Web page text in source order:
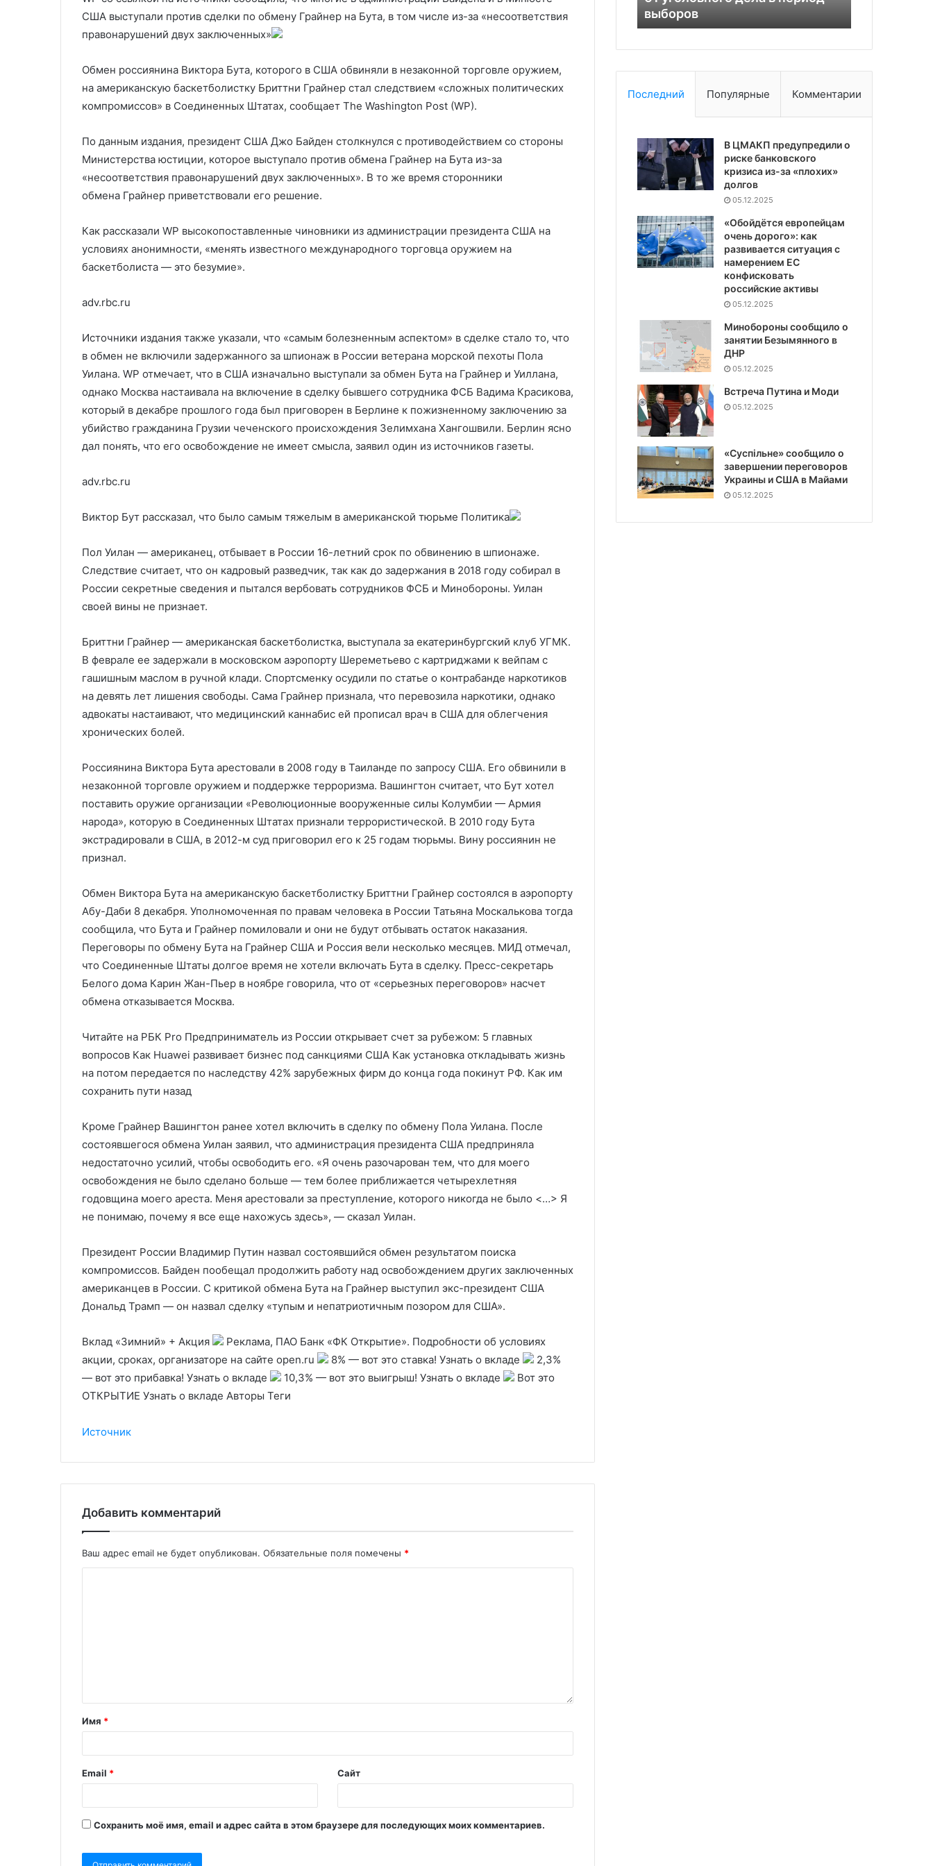
США выступали против сделки по обмену Грайнер на Бута, в том числе из-за «несоответствия
правонарушений двух заключенных»
Обмен россиянина Виктора Бута, которого в США обвиняли в незаконной торговле оружием,
на американскую баскетболистку Бриттни Грайнер стал следствием «сложных политических
компромиссов» в Соединенных Штатах, сообщает The Washington Post (WP).
По данным издания, президент США Джо Байден столкнулся с противодействием со стороны
Министерства юстиции, которое выступало против обмена Грайнер на Бута из-за
«несоответствия правонарушений двух заключенных». В то же время сторонники
обмена Грайнер приветствовали его решение.
Как рассказали WP высокопоставленные чиновники из администрации президента США на
условиях анонимности, «менять известного международного торговца оружием на
баскетболиста — это безумие».
adv.rbc.ru
Источники издания также указали, что «самым болезненным аспектом» в сделке стало то, что
в обмен не включили задержанного за шпионаж в России ветерана морской пехоты Пола
Уилана. WP отмечает, что в США изначально выступали за обмен Бута на Грайнер и Уиллана,
однако Москва настаивала на включение в сделку бывшего сотрудника ФСБ Вадима Красикова,
который в декабре прошлого года был приговорен в Берлине к пожизненному заключению за
убийство гражданина Грузии чеченского происхождения Зелимхана Хангошвили. Берлин ясно
дал понять, что его освобождение не имеет смысла, заявил один из источников газеты.
adv.rbc.ru
Виктор Бут рассказал, что было самым тяжелым в американской тюрьме Политика
Пол Уилан — американец, отбывает в России 16-летний срок по обвинению в шпионаже.
Следствие считает, что он кадровый разведчик, так как до задержания в 2018 году собирал в
России секретные сведения и пытался вербовать сотрудников ФСБ и Минобороны. Уилан
своей вины не признает.
Бриттни Грайнер — американская баскетболистка, выступала за екатеринбургский клуб УГМК.
В феврале ее задержали в московском аэропорту Шереметьево с картриджами к вейпам с
гашишным маслом в ручной клади. Спортсменку осудили по статье о контрабанде наркотиков
на девять лет лишения свободы. Сама Грайнер признала, что перевозила наркотики, однако
адвокаты настаивают, что медицинский каннабис ей прописал врач в США для облегчения
хронических болей.
Россиянина Виктора Бута арестовали в 2008 году в Таиланде по запросу США. Его обвинили в
незаконной торговле оружием и поддержке терроризма. Вашингтон считает, что Бут хотел
поставить оружие организации «Революционные вооруженные силы Колумбии — Армия
народа», которую в Соединенных Штатах признали террористической. В 2010 году Бута
экстрадировали в США, в 2012-м суд приговорил его к 25 годам тюрьмы. Вину россиянин не
признал.
Обмен Виктора Бута на американскую баскетболистку Бриттни Грайнер состоялся в аэропорту
Абу-Даби 8 декабря. Уполномоченная по правам человека в России Татьяна Москалькова тогда
сообщила, что Бута и Грайнер помиловали и они не будут отбывать остаток наказания.
Переговоры по обмену Бута на Грайнер США и Россия вели несколько месяцев. МИД отмечал,
что Соединенные Штаты долгое время не хотели включать Бута в сделку. Пресс-секретарь
Белого дома Карин Жан-Пьер в ноябре говорила, что от «серьезных переговоров» насчет
обмена отказывается Москва.
Читайте на РБК Pro Предприниматель из России открывает счет за рубежом: 5 главных
вопросов Как Huawei развивает бизнес под санкциями США Как установка откладывать жизнь
на потом передается по наследству 42% зарубежных фирм до конца года покинут РФ. Как им
сохранить пути назад
Кроме Грайнер Вашингтон ранее хотел включить в сделку по обмену Пола Уилана. После
состоявшегося обмена Уилан заявил, что администрация президента США предприняла
недостаточно усилий, чтобы освободить его. «Я очень разочарован тем, что для моего
освобождения не было сделано больше — тем более приближается четырехлетняя
годовщина моего ареста. Меня арестовали за преступление, которого никогда не было <…> Я
не понимаю, почему я все еще нахожусь здесь», — сказал Уилан.
Президент России Владимир Путин назвал состоявшийся обмен результатом поиска
компромиссов. Байден пообещал продолжить работу над освобождением других заключенных
американцев в России. С критикой обмена Бута на Грайнер выступил экс-президент США
Дональд Трамп — он назвал сделку «тупым и непатриотичным позором для США».
Вклад «Зимний» + Акция
Реклама, ПАО Банк «ФК Открытие». Подробности об условиях
акции, сроках, организаторе на сайте open.ru
8% — вот это ставка! Узнать о вкладе
2,3%
— вот это прибавка! Узнать о вкладе
10,3% — вот это выигрыш! Узнать о вкладе
Вот это
ОТКРЫТИЕ Узнать о вкладе Авторы Теги
Источник
Добавить комментарий
Ваш адрес email не будет опубликован. Обязательные поля помечены *
Имя *
Email * Сайт
Сохранить моё имя, email и адрес сайта в этом браузере для последующих моих комментариев.
оплот» ХАМАС
Инфографика
выборов
выборов
Белгородской области
Последний Популярные Комментарии
В ЦМАКП предупредили о
риске банковского
кризиса из-за «плохих»
долгов
05.12.2025
«Обойдётся европейцам
очень дорого»: как
развивается ситуация с
намерением ЕС
конфисковать
российские активы
05.12.2025
Минобороны сообщило о
занятии Безымянного в
ДНР
05.12.2025
Встреча Путина и Моди
05.12.2025
«Суспiльне» сообщило о
завершении переговоров
Украины и США в Майами
05.12.2025